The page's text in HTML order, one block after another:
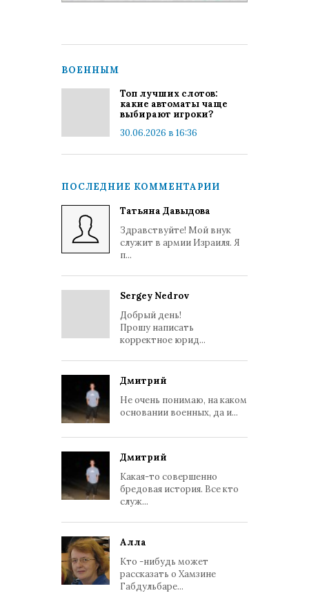
ВОЕННЫМ
Топ лучших слотов:
какие автоматы чаще
выбирают игроки?
30.06.2026 в 16:36
ПОСЛЕДНИЕ КОММЕНТАРИИ
Татьяна Давыдова
Здравствуйте! Мой внук
служит в армии Израиля. Я
п...
Sergey Nedrov
Добрый день!
Прошу написать
корректное юрид...
Дмитрий
Не очень понимаю, на каком
основании военных, да и...
Дмитрий
Какая-то совершенно
бредовая история. Все кто
служ...
Алла
Кто -нибудь может
рассказать о Хамзине
Габдульбаре...